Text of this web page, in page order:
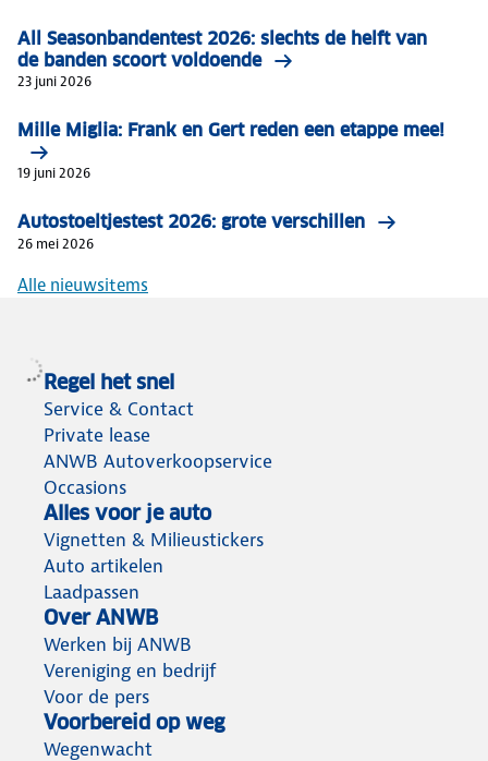
All Seasonbandentest 2026: slechts de helft van
de banden scoort voldoende
23 juni 2026
Mille Miglia: Frank en Gert reden een etappe mee!
19 juni 2026
Autostoeltjestest 2026: grote verschillen
26 mei 2026
Alle nieuwsitems
Regel het snel
Service & Contact
Private lease
ANWB Autoverkoopservice
Occasions
Alles voor je auto
Vignetten & Milieustickers
Auto artikelen
Laadpassen
Over ANWB
Werken bij ANWB
Vereniging en bedrijf
Voor de pers
Voorbereid op weg
Wegenwacht